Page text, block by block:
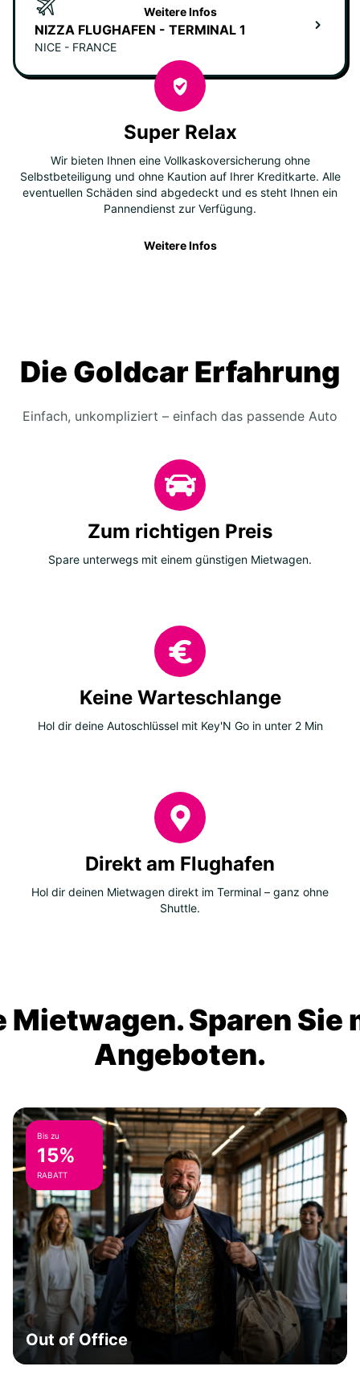
NIZZA FLUGHAFEN - TERMINAL 1
NICE - FRANCE
Weitere Infos
Super Relax
Wir bieten Ihnen eine Vollkaskoversicherung ohne
Selbstbeteiligung und ohne Kaution auf Ihrer Kreditkarte. Alle
eventuellen Schäden sind abgedeckt und es steht Ihnen ein
Pannendienst zur Verfügung.
Weitere Infos
Die Goldcar Erfahrung
Einfach, unkompliziert – einfach das passende Auto
Zum richtigen Preis
Spare unterwegs mit einem günstigen Mietwagen.
Keine Warteschlange
Hol dir deine Autoschlüssel mit Key'N Go in unter 2 Min
Direkt am Flughafen
Hol dir deinen Mietwagen direkt im Terminal – ganz ohne
Shuttle.
Mietwagen. Sparen Sie
Angeboten.
Bis zu
15%
RABATT
Out of Office